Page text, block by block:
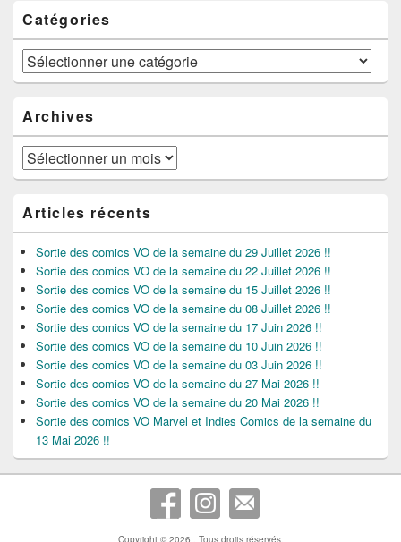
Catégories
Catégories
Archives
Archives
Articles récents
Sortie des comics VO de la semaine du 29 Juillet 2026 !!
Sortie des comics VO de la semaine du 22 Juillet 2026 !!
Sortie des comics VO de la semaine du 15 Juillet 2026 !!
Sortie des comics VO de la semaine du 08 Juillet 2026 !!
Sortie des comics VO de la semaine du 17 Juin 2026 !!
Sortie des comics VO de la semaine du 10 Juin 2026 !!
Sortie des comics VO de la semaine du 03 Juin 2026 !!
Sortie des comics VO de la semaine du 27 Mai 2026 !!
Sortie des comics VO de la semaine du 20 Mai 2026 !!
Sortie des comics VO Marvel et Indies Comics de la semaine du
13 Mai 2026 !!
Copyright © 2026 . Tous droits réservés.